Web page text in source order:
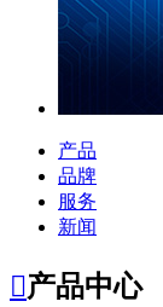
产品
品牌
服务
新闻
产品中心